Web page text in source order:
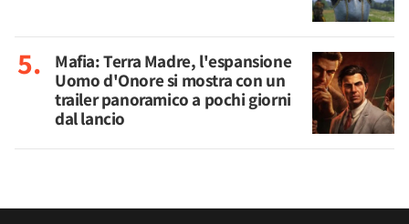
Mafia: Terra Madre, l'espansione
Uomo d'Onore si mostra con un
trailer panoramico a pochi giorni
dal lancio